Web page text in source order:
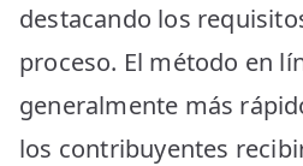
destacando los
proceso. El método en
generalmente más
los contribuyentes